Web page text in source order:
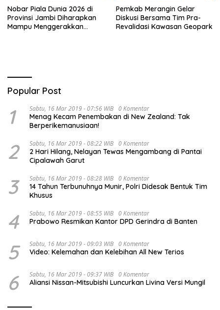
Nobar Piala Dunia 2026 di
Provinsi Jambi Diharapkan
Mampu Menggerakkan
Pemkab Merangin Gelar
Diskusi Bersama Tim Pra-
Revalidasi Kawasan Geopark
Popular Post
1 Sabtu, 16 Mar 2019 - 07:56 WIB 0 Komentar
Menag Kecam Penembakan di New Zealand: Tak
Berperikemanusiaan!
2 Sabtu, 16 Mar 2019 - 08:22 WIB 0 Komentar
2 Hari Hilang, Nelayan Tewas Mengambang di Pantai
Cipalawah Garut
3 Sabtu, 16 Mar 2019 - 08:28 WIB 0 Komentar
14 Tahun Terbunuhnya Munir, Polri Didesak Bentuk Tim
Khusus
4 Sabtu, 16 Mar 2019 - 08:55 WIB 0 Komentar
Prabowo Resmikan Kantor DPD Gerindra di Banten
5 Sabtu, 16 Mar 2019 - 09:03 WIB 0 Komentar
Video: Kelemahan dan Kelebihan All New Terios
6 Sabtu, 16 Mar 2019 - 09:37 WIB 0 Komentar
Aliansi Nissan-Mitsubishi Luncurkan Livina Versi Mungil